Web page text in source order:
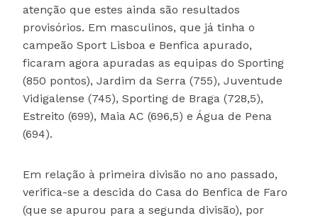
atenção que estes ainda são resultados
provisórios. Em masculinos, que já tinha o
campeão Sport Lisboa e Benfica apurado,
ficaram agora apuradas as equipas do Sporting
(850 pontos), Jardim da Serra (755), Juventude
Vidigalense (745), Sporting de Braga (728,5),
Estreito (699), Maia AC (696,5) e Água de Pena
(694).
Em relação à primeira divisão no ano passado,
verifica-se a descida do Casa do Benfica de Faro
(que se apurou para a segunda divisão), por